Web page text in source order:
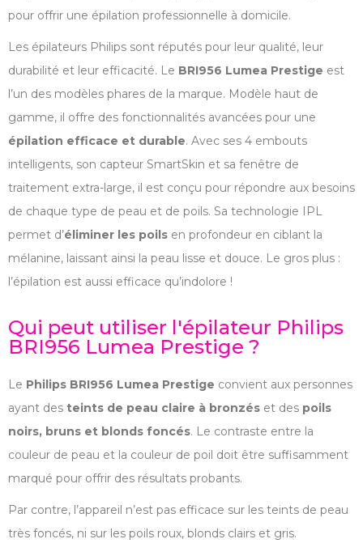
pour offrir une épilation professionnelle à domicile.
Les épilateurs Philips sont réputés pour leur qualité, leur
durabilité et leur efficacité. Le BRI956 Lumea Prestige est
l’un des modèles phares de la marque. Modèle haut de
gamme, il offre des fonctionnalités avancées pour une
épilation efficace et durable. Avec ses 4 embouts
intelligents, son capteur SmartSkin et sa fenêtre de
traitement extra-large, il est conçu pour répondre aux besoins
de chaque type de peau et de poils. Sa technologie IPL
permet d’éliminer les poils en profondeur en ciblant la
mélanine, laissant ainsi la peau lisse et douce. Le gros plus :
l’épilation est aussi efficace qu’indolore !
Qui peut utiliser l'épilateur Philips
BRI956 Lumea Prestige ?
Le Philips BRI956 Lumea Prestige convient aux personnes
ayant des teints de peau claire à bronzés et des poils
noirs, bruns et blonds foncés. Le contraste entre la
couleur de peau et la couleur de poil doit être suffisamment
marqué pour offrir des résultats probants.
Par contre, l’appareil n’est pas efficace sur les teints de peau
très foncés, ni sur les poils roux, blonds clairs et gris.